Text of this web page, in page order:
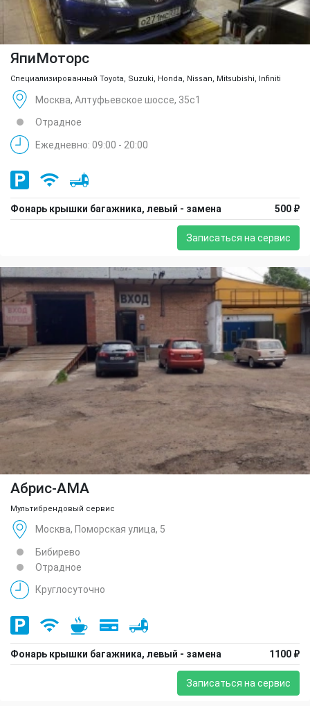
ЯпиМоторс
Специализированный Toyota, Suzuki, Honda, Nissan, Mitsubishi, Infiniti
Москва, Алтуфьевское шоссе, 35с1
Отрадное
Ежедневно: 09:00 - 20:00
Фонарь крышки багажника, левый - замена 500 ₽
Записаться на сервис
Абрис-АМА
Мультибрендовый сервис
Москва, Поморская улица, 5
Бибирево
Отрадное
Круглосуточно
Фонарь крышки багажника, левый - замена 1100 ₽
Записаться на сервис